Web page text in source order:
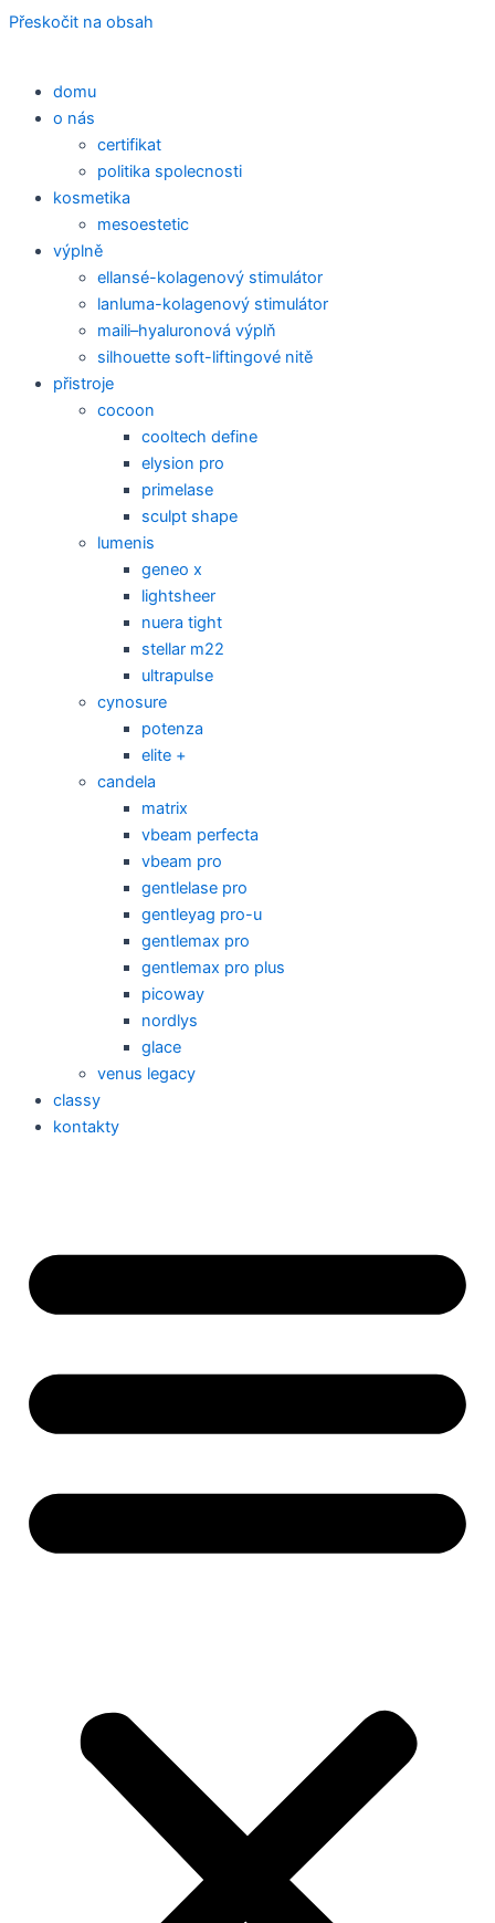
Přeskočit na obsah
domu
o nás
certifikat
politika spolecnosti
kosmetika
mesoestetic
výplně
ellansé-kolagenový stimulátor
lanluma-kolagenový stimulátor
maili–hyaluronová výplň
silhouette soft-liftingové nitě
přistroje
cocoon
cooltech define
elysion pro
primelase
sculpt shape
lumenis
geneo x
lightsheer
nuera tight
stellar m22
ultrapulse
cynosure
potenza
elite +
candela
matrix
vbeam perfecta
vbeam pro
gentlelase pro
gentleyag pro-u
gentlemax pro
gentlemax pro plus
picoway
nordlys
glace
venus legacy
classy
kontakty